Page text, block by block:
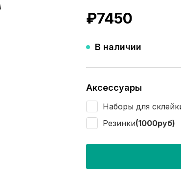
₽7450
В наличии
Аксессуары
Наборы для
Резинки(1000руб)